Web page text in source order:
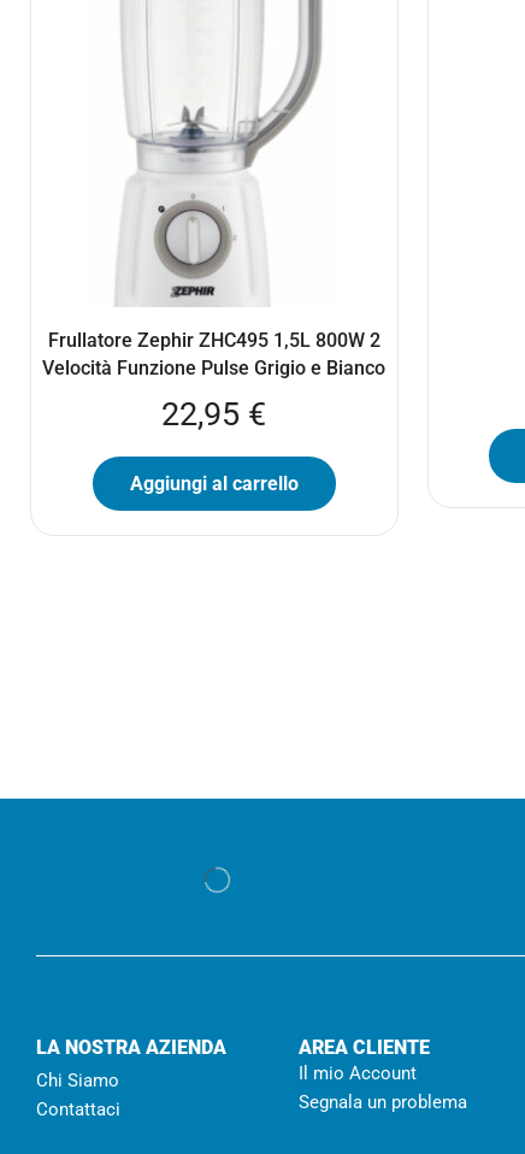
Frullatore Zephir ZHC495 1,5L 800W 2
Velocità Funzione Pulse Grigio e Bianco
22,95 €
Aggiungi al carrello
LA NOSTRA AZIENDA
Chi Siamo
Contattaci
AREA CLIENTE
Il mio Account
Segnala un problema